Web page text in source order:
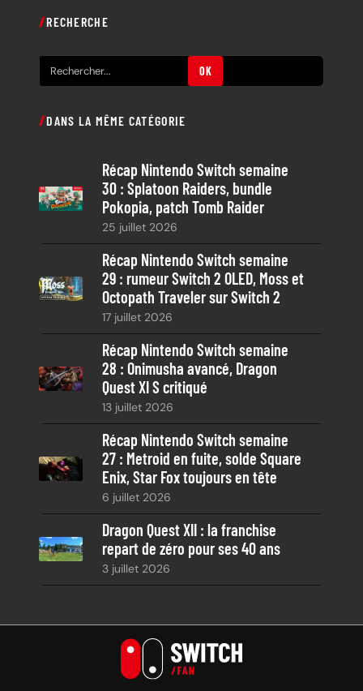
RECHERCHE
e
h
c
h
OK
DANS LA MÊME CATÉGORIE
Récap Nintendo Switch semaine
30 : Splatoon Raiders, bundle
Pokopia, patch Tomb Raider
25 juillet 2026
Récap Nintendo Switch semaine
29 : rumeur Switch 2 OLED, Moss et
Octopath Traveler sur Switch 2
17 juillet 2026
Récap Nintendo Switch semaine
28 : Onimusha avancé, Dragon
Quest XI S critiqué
13 juillet 2026
Récap Nintendo Switch semaine
27 : Metroid en fuite, solde Square
Enix, Star Fox toujours en tête
6 juillet 2026
Dragon Quest XII : la franchise
repart de zéro pour ses 40 ans
3 juillet 2026